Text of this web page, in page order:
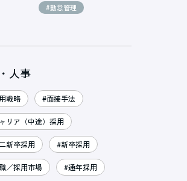
#勤怠管理
人事
戦略 #面接手法
リア（中途）採用
新卒採用 #新卒採用
／採用市場 #通年採用